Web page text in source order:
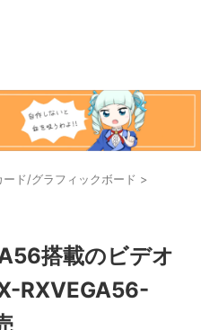
ド/グラフィックボード >
搭載のビデオ
RXVEGA56-